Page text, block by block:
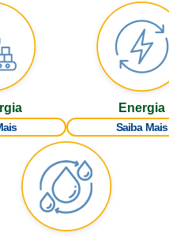
Energia
Saiba Mais